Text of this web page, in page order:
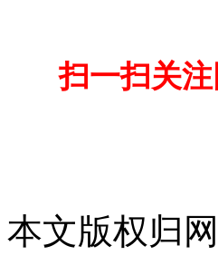
扫一扫关
本文版权归